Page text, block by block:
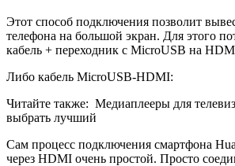
Этот способ подключения позволит
телефона на большой экран. Для этого
кабель + переходник с MicroUSB на
Либо кабель MicroUSB-HDMI:
Читайте также: Медиаплееры для
выбрать лучший
Сам процесс подключения смартфона
через HDMI очень простой. Просто